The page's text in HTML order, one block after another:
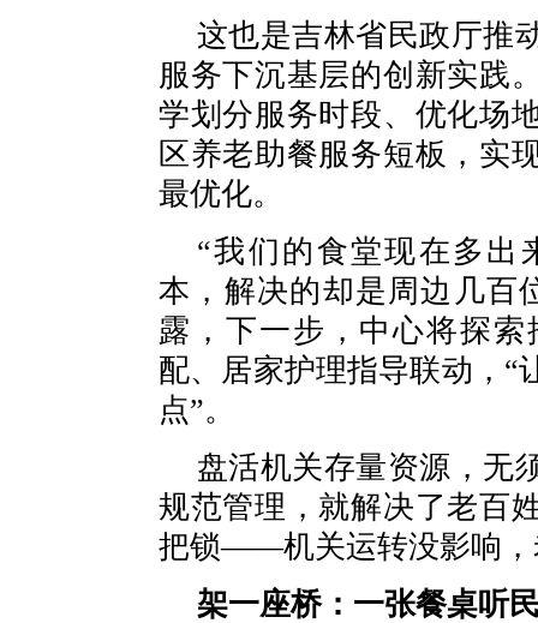
这也是吉林省民政厅推
服务下沉基层的创新实践
学划分服务时段、优化场
区养老助餐服务短板，实
最优化。
“我们的食堂现在多出
本，解决的却是周边几百
露，下一步，中心将探
配、居家护理指导联动，“
点”。
盘活机关存量资源，无
规范管理，就解决了老百
把锁——机关运转没影响，
架一座桥：一张餐桌听